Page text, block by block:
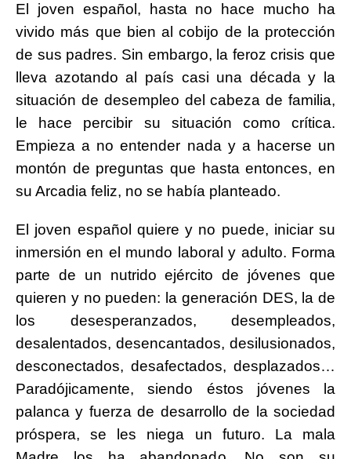
El joven español, hasta no hace mucho ha
vivido más que bien al cobijo de la protección
de sus padres. Sin embargo, la feroz crisis que
lleva azotando al país casi una década y la
situación de desempleo del cabeza de familia,
le hace percibir su situación como crítica.
Empieza a no entender nada y a hacerse un
montón de preguntas que hasta entonces, en
su Arcadia feliz, no se había planteado.
El joven español quiere y no puede, iniciar su
inmersión en el mundo laboral y adulto. Forma
parte de un nutrido ejército de jóvenes que
quieren y no pueden: la generación DES, la de
los desesperanzados, desempleados,
desalentados, desencantados, desilusionados,
desconectados, desafectados, desplazados…
Paradójicamente, siendo éstos jóvenes la
palanca y fuerza de desarrollo de la sociedad
próspera, se les niega un futuro. La mala